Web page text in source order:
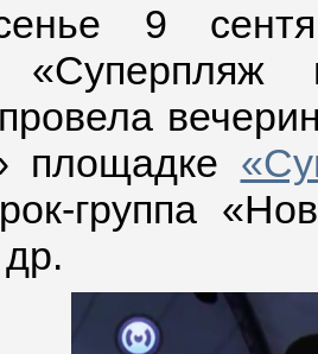
9
«Суперпляж
площадке
группа